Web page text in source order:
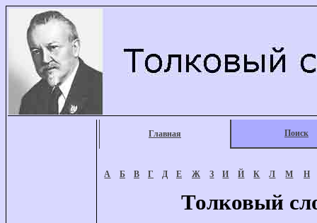
Главная Поиск
А Б В Г Д Е Ж З И Й К Л М Н
Толковый